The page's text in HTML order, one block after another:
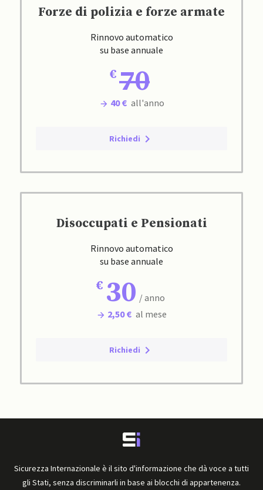
Forze di polizia e forze armate
Rinnovo automatico
su base annuale
70
40 € all'anno
Richiedi
Disoccupati e Pensionati
Rinnovo automatico
su base annuale
30 / anno
2,50 € al mese
Richiedi
Sicurezza Internazionale è il sito d'informazione che dà voce a tutti
gli Stati, senza discriminarli in base ai blocchi di appartenenza.